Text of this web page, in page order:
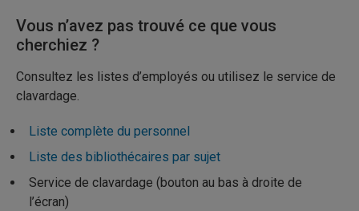
Vous n’avez pas trouvé ce que vous
cherchiez ?
Consultez les listes d’employés ou utilisez le service de
clavardage.
Liste complète du personnel
Liste des bibliothécaires par sujet
Service de clavardage (bouton au bas à droite de
l’écran)